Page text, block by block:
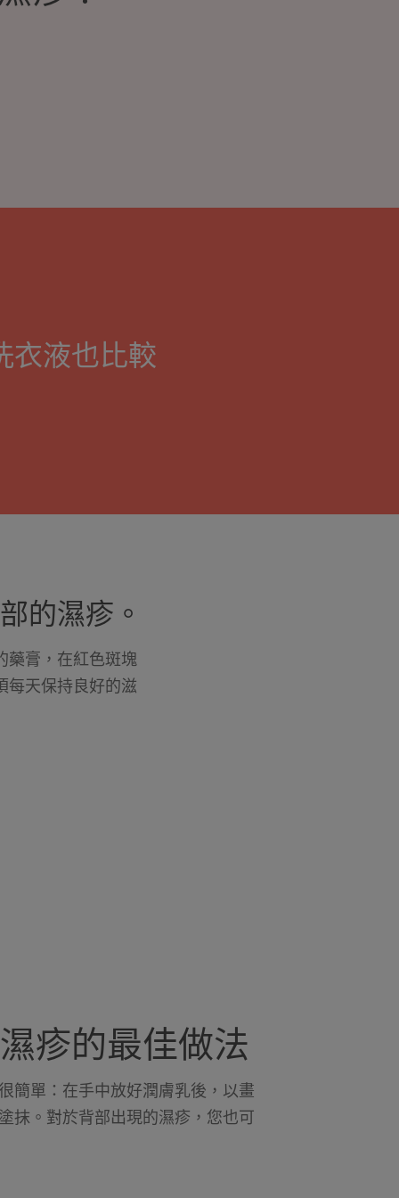
衣液也比較
的濕疹。
藥膏，在紅色斑塊
每天保持良好的滋
疹的最佳做法
簡單：在手中放好潤膚乳後，以畫
抹。對於背部出現的濕疹，您也可